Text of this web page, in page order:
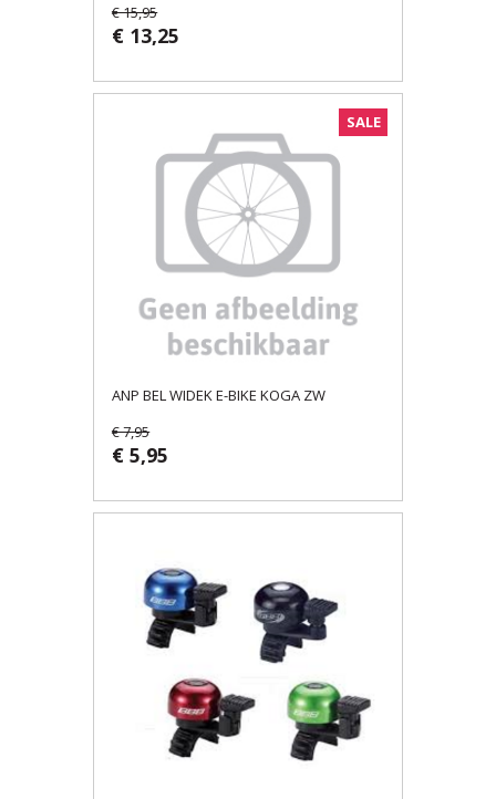
€ 15,95
€ 13,25
SALE
ANP BEL WIDEK E-BIKE KOGA ZW
€ 7,95
€ 5,95